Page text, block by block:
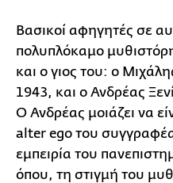
Βασικοί αφηγητές σε
πολυπλόκαμο
και ο γιος του: ο
1943, και ο Ανδρέας
Ο Ανδρέας μοιάζει να
alter ego του
εμπειρία του
όπου, τη στιγμή του